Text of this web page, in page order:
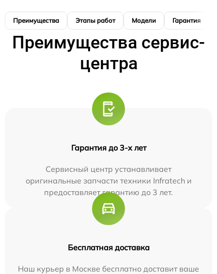
Преимущества Этапы работ Модели Гарантия
Преимущества сервис-
центра
Гарантия до 3-х лет
Сервисный центр устанавливает
оригинальные запчасти техники Infratech и
предоставляет гарантию до 3 лет.
Бесплатная доставка
Наш курьер в Москве бесплатно доставит ваше